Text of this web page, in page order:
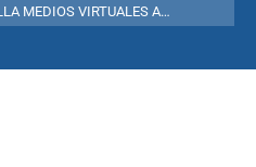
MEDIOS VIRTUALES A…